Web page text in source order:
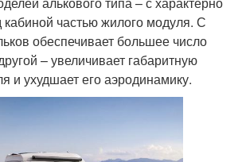
частью жилого модуля. С
обеспечивает большее число
– увеличивает габаритную
и ухудшает его аэродинамику.